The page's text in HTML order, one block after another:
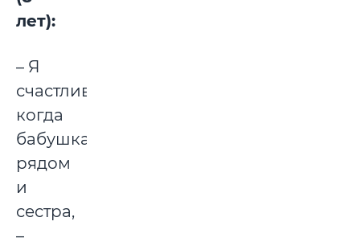
лет):
– Я
счастлива,
когда
бабушка
рядом
и
сестра,
–